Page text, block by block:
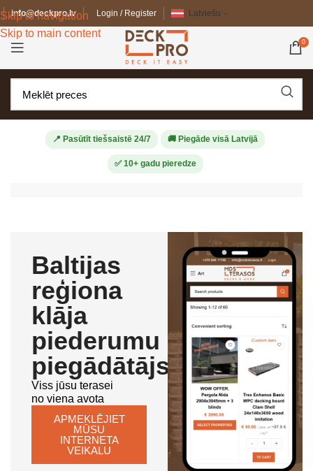
Skip to navigation
Skip to main content
info@deckpro.lv Login / Register Latviešu
0
📍 Pasūtīt tiešsaistē 24/7 🚚 Piegāde visā Latvijā
✅ 10+ gadu pieredze
Baltijas
reģiona
klāja
piederumu
piegādātājs
Viss jūsu terasei
no viena avota
APMEKLĒJIET
MŪSU
INTERNETA
VEIKALU